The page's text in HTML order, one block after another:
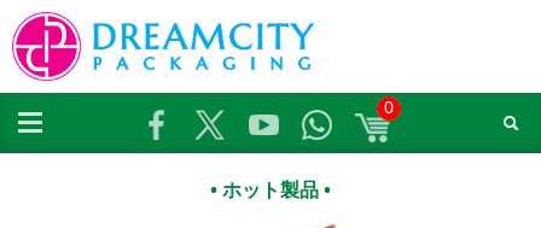
0
• ホット製品 •